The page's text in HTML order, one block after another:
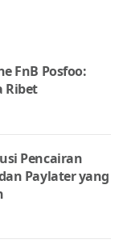
FnB Posfoo:
Ribet
Pencairan
Paylater yang